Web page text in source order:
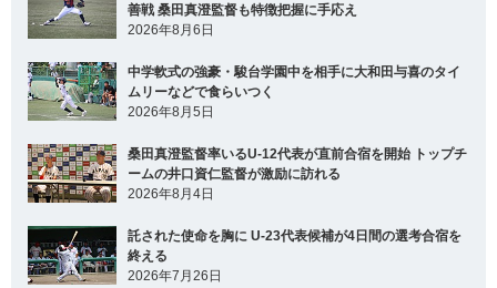
善戦 桑田真澄監督も特徴把握に手応え
2026年8月6日
中学軟式の強豪・駿台学園中を相手に大和田与喜のタイ
ムリーなどで食らいつく
2026年8月5日
桑田真澄監督率いるU-12代表が直前合宿を開始 トップチ
ームの井口資仁監督が激励に訪れる
2026年8月4日
託された使命を胸に U-23代表候補が4日間の選考合宿を
終える
2026年7月26日